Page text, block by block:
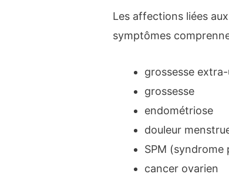
Les affections liées
symptômes
grossesse
grossesse
endométriose
douleur
SPM (syndrome
cancer ovarien